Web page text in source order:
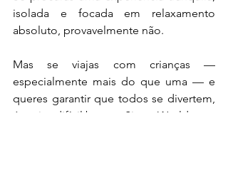
isolada e focada em relaxamento
absoluto, provavelmente não.
Mas se viajas com crianças —
especialmente mais do que uma — e
queres garantir que todos se divertem,
é muito difícil bater o Siyam World.